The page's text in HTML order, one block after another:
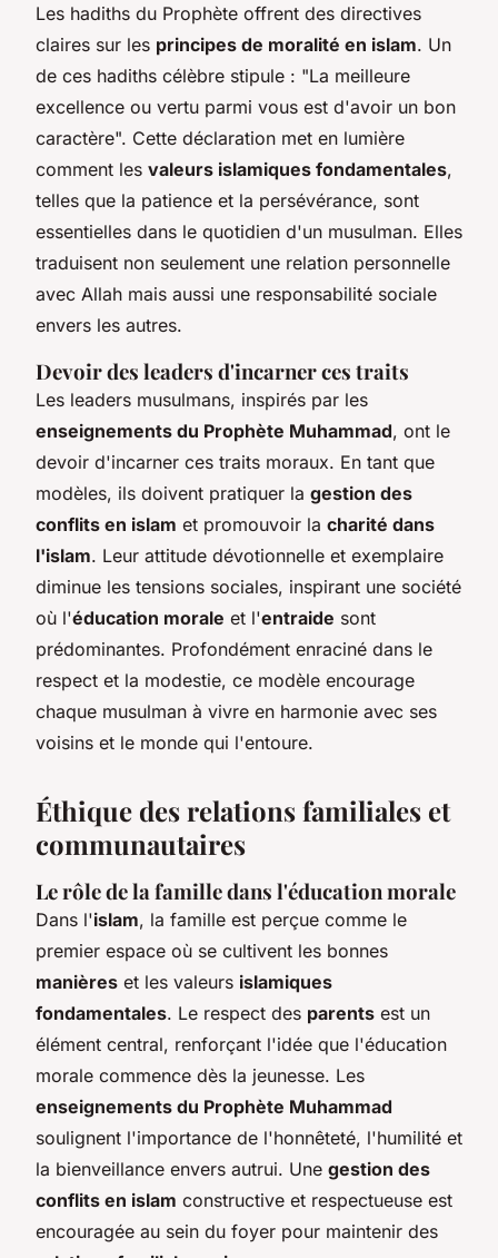
Les hadiths du Prophète offrent des directives
claires sur les principes de moralité en islam. Un
de ces hadiths célèbre stipule : "La meilleure
excellence ou vertu parmi vous est d'avoir un bon
caractère". Cette déclaration met en lumière
comment les valeurs islamiques fondamentales,
telles que la patience et la persévérance, sont
essentielles dans le quotidien d'un musulman. Elles
traduisent non seulement une relation personnelle
avec Allah mais aussi une responsabilité sociale
envers les autres.
Devoir des leaders d'incarner ces traits
Les leaders musulmans, inspirés par les
enseignements du Prophète Muhammad, ont le
devoir d'incarner ces traits moraux. En tant que
modèles, ils doivent pratiquer la gestion des
conflits en islam et promouvoir la charité dans
l'islam. Leur attitude dévotionnelle et exemplaire
diminue les tensions sociales, inspirant une société
où l'éducation morale et l'entraide sont
prédominantes. Profondément enraciné dans le
respect et la modestie, ce modèle encourage
chaque musulman à vivre en harmonie avec ses
voisins et le monde qui l'entoure.
Éthique des relations familiales et
communautaires
Le rôle de la famille dans l'éducation morale
Dans l'islam, la famille est perçue comme le
premier espace où se cultivent les bonnes
manières et les valeurs islamiques
fondamentales. Le respect des parents est un
élément central, renforçant l'idée que l'éducation
morale commence dès la jeunesse. Les
enseignements du Prophète Muhammad
soulignent l'importance de l'honnêteté, l'humilité et
la bienveillance envers autrui. Une gestion des
conflits en islam constructive et respectueuse est
encouragée au sein du foyer pour maintenir des